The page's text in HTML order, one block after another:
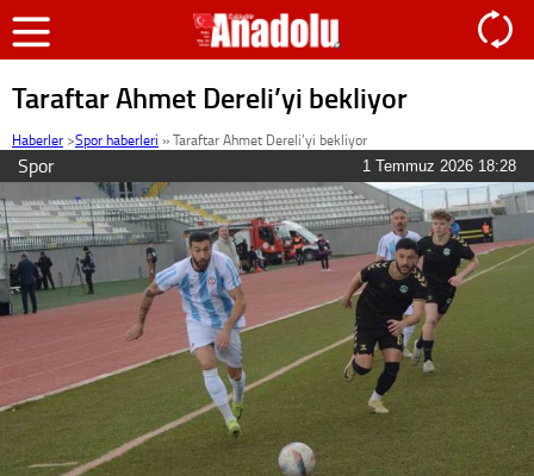
Taraftar Ahmet Dereli’yi bekliyor
Haberler >Spor haberleri »Taraftar Ahmet Dereli’yi bekliyor
Spor 1 Temmuz 2026 18:28